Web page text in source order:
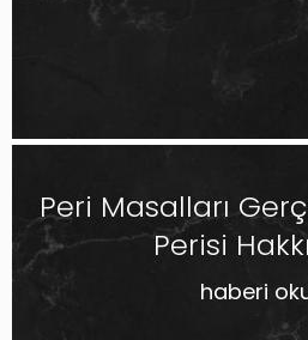
Peri Masalları
Perisi
haberi